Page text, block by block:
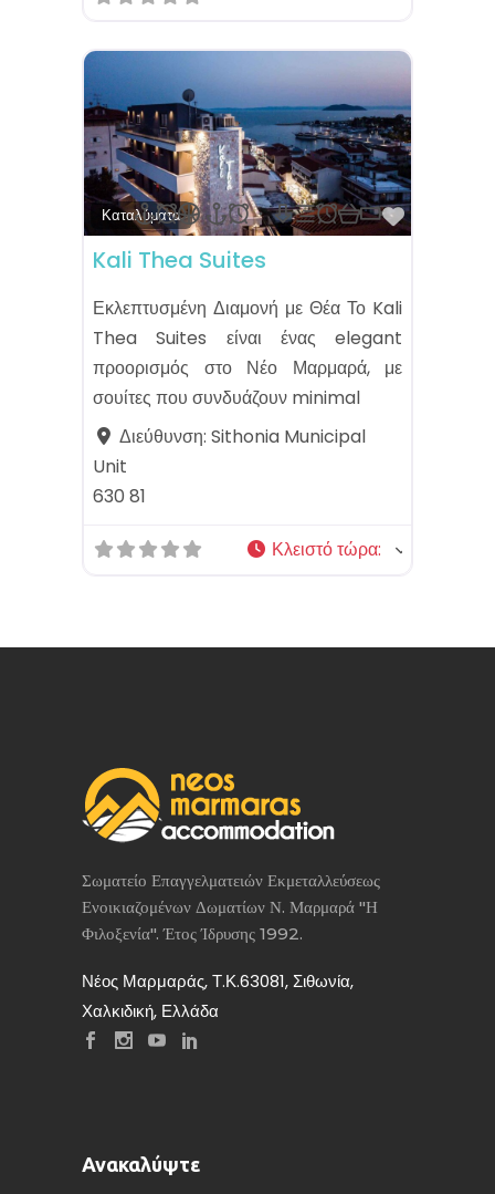
Καταλύματα
Kali Thea Suites
Εκλεπτυσμένη Διαμονή με Θέα Το Kali
Thea Suites είναι ένας elegant
προορισμός στο Νέο Μαρμαρά, με
σουίτες που συνδυάζουν minimal
Διεύθυνση: Sithonia Municipal
Unit
630 81
Κλειστό τώρα:
Σωματείο Επαγγελματειών Εκμεταλλεύσεως
Ενοικιαζομένων Δωματίων Ν. Μαρμαρά "Η
Φιλοξενία". Έτος Ίδρυσης 1992.
Νέος Μαρμαράς, Τ.Κ.63081, Σιθωνία,
Χαλκιδική, Ελλάδα
Ανακαλύψτε